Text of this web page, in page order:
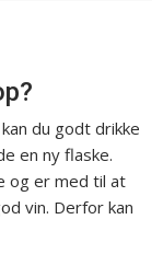
du godt drikke
en ny flaske.
og er med til at
vin. Derfor kan